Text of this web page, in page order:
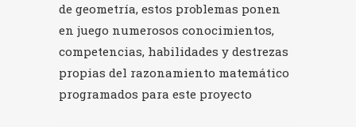
de geometría, estos problemas ponen
en juego numerosos conocimientos,
competencias, habilidades y destrezas
propias del razonamiento matemático
programados para este proyecto